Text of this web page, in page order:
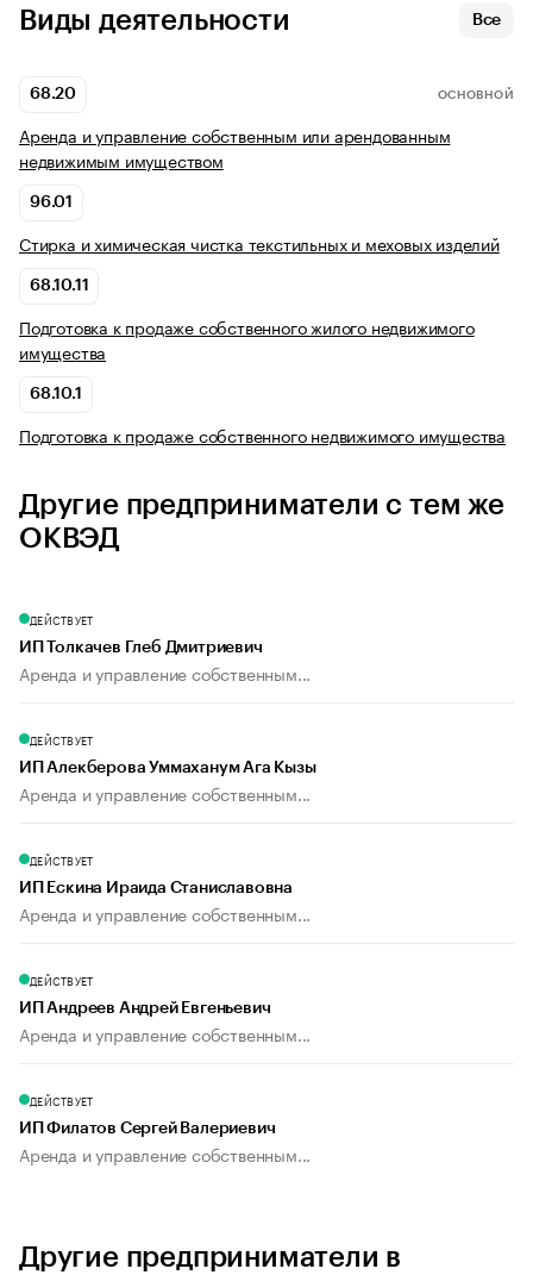
Виды деятельности Все
68.20 ОСНОВНОЙ
Аренда и управление собственным или арендованным
недвижимым имуществом
96.01
Стирка и химическая чистка текстильных и меховых изделий
68.10.11
Подготовка к продаже собственного жилого недвижимого
имущества
68.10.1
Подготовка к продаже собственного недвижимого имущества
Другие предприниматели с тем же
ОКВЭД
ДЕЙСТВУЕТ
ИП Толкачев Глеб Дмитриевич
Аренда и управление собственным...
ДЕЙСТВУЕТ
ИП Алекберова Уммаханум Ага Кызы
Аренда и управление собственным...
ДЕЙСТВУЕТ
ИП Ескина Ираида Станиславовна
Аренда и управление собственным...
ДЕЙСТВУЕТ
ИП Андреев Андрей Евгеньевич
Аренда и управление собственным...
ДЕЙСТВУЕТ
ИП Филатов Сергей Валериевич
Аренда и управление собственным...
Другие предприниматели в